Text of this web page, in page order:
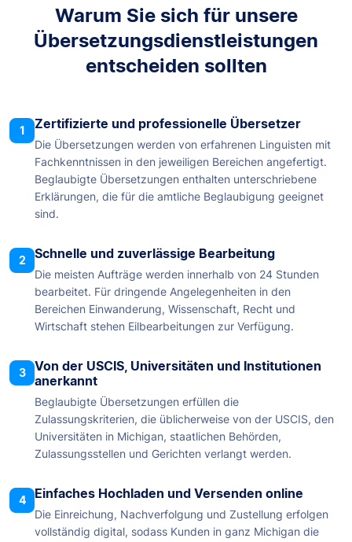
Warum Sie sich für unsere
Übersetzungsdienstleistungen
entscheiden sollten
1 Zertifizierte und professionelle Übersetzer
Die Übersetzungen werden von erfahrenen Linguisten mit
Fachkenntnissen in den jeweiligen Bereichen angefertigt.
Beglaubigte Übersetzungen enthalten unterschriebene
Erklärungen, die für die amtliche Beglaubigung geeignet
sind.
2 Schnelle und zuverlässige Bearbeitung
Die meisten Aufträge werden innerhalb von 24 Stunden
bearbeitet. Für dringende Angelegenheiten in den
Bereichen Einwanderung, Wissenschaft, Recht und
Wirtschaft stehen Eilbearbeitungen zur Verfügung.
3
Von der USCIS, Universitäten und Institutionen
anerkannt
Beglaubigte Übersetzungen erfüllen die
Zulassungskriterien, die üblicherweise von der USCIS, den
Universitäten in Michigan, staatlichen Behörden,
Zulassungsstellen und Gerichten verlangt werden.
4 Einfaches Hochladen und Versenden online
Die Einreichung, Nachverfolgung und Zustellung erfolgen
vollständig digital, sodass Kunden in ganz Michigan die